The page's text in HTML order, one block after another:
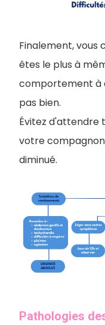
Finalement, vous
êtes le plus à
comportement à
pas bien.
Évitez d'attendre
votre
diminué.
Pathologies